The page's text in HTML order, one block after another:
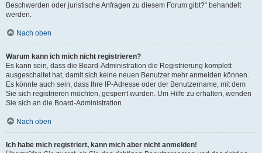
Beschwerden oder juristische Anfragen zu diesem Forum gibt?“ behandelt
werden.
Nach oben
Warum kann ich mich nicht registrieren?
Es kann sein, dass die Board-Administration die Registrierung komplett
ausgeschaltet hat, damit sich keine neuen Benutzer mehr anmelden können.
Es könnte auch sein, dass Ihre IP-Adresse oder der Benutzername, mit dem
Sie sich registrieren möchten, gesperrt wurden. Um Hilfe zu erhalten, wenden
Sie sich an die Board-Administration.
Nach oben
Ich habe mich registriert, kann mich aber nicht anmelden!